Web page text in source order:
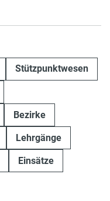
Stützpunktwesen
Bezirke
Lehrgänge
Einsätze